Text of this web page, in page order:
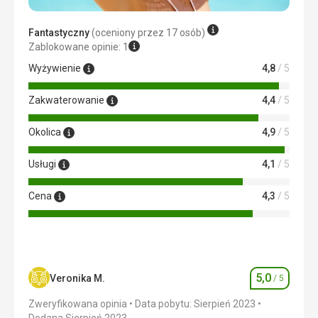
Fantastyczny(oceniony przez 17 osób)
Zablokowane opinie: 1
Wyżywienie
4,8 / 5
Zakwaterowanie 4,4 / 5
Okolica 4,9 / 5
Usługi 4,1 / 5
Cena 4,3 / 5
Veronika M. Ocena
5,0 / 5
Zweryfikowana opinia
Data pobytu: Sierpień 2023